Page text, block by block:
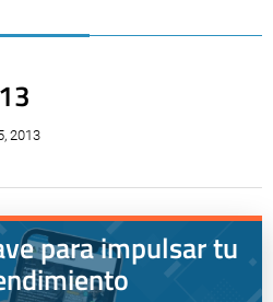
2013
para impulsar tu